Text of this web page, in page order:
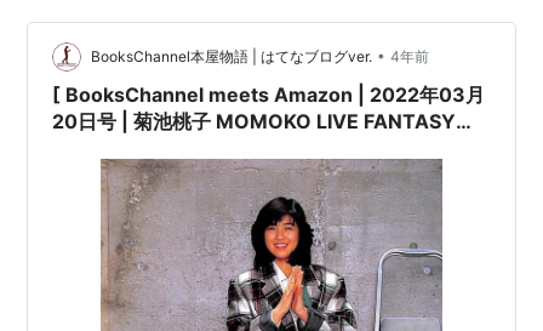
BooksChannel本屋物語 | はてなブログver. • 4年前
[ BooksChannel meets Amazon | 2022年03月
20日号 | 菊池桃子 MOMOKO LIVE FANTASY
レット 特集 Part-015 | #菊池桃子 #MOMOKO
#KIKUCHIMOMOKO 他 |